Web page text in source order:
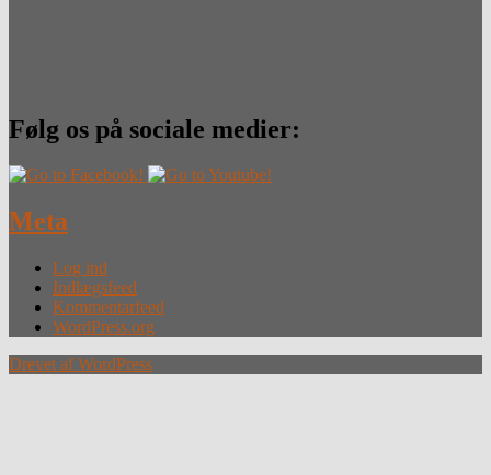
Følg os på sociale medier:
Meta
Log ind
Indlægsfeed
Kommentarfeed
WordPress.org
Drevet af WordPress